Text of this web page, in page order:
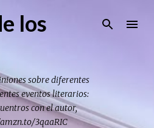
principal
los
sobre diferentes
eventos literarios:
con el autor,
3qaaRIC